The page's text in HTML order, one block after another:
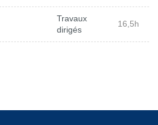
Travaux
dirigés
16,5h